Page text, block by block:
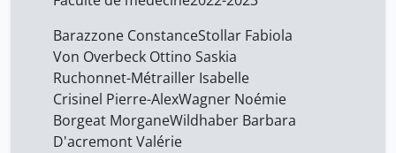
Barazzone ConstanceStollar Fabiola
Von Overbeck Ottino Saskia
Ruchonnet-Métrailler Isabelle
Crisinel Pierre-AlexWagner Noémie
Borgeat MorganeWildhaber Barbara
D'acremont Valérie